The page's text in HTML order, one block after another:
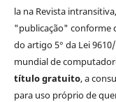
la na Revista
"publicação" conforme
do artigo 5° da Lei
mundial de
título gratuito, a
para uso próprio de